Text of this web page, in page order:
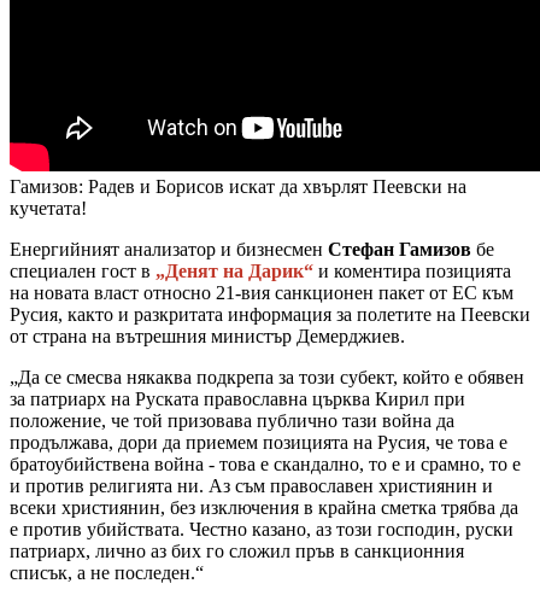
Гамизов: Радев и Борисов искат да хвърлят Пеевски на
кучетата!
Енергийният анализатор и бизнесмен Стефан Гамизов бе
специален гост в „Денят на Дарик“ и коментира позицията
на новата власт относно 21-вия санкционен пакет от ЕС към
Русия, както и разкритата информация за полетите на Пеевски
от страна на вътрешния министър Демерджиев.
„Да се смесва някаква подкрепа за този субект, който е обявен
за патриарх на Руската православна църква Кирил при
положение, че той призовава публично тази война да
продължава, дори да приемем позицията на Русия, че това е
братоубийствена война - това е скандално, то е и срамно, то е
и против религията ни. Аз съм православен християнин и
всеки християнин, без изключения в крайна сметка трябва да
е против убийствата. Честно казано, аз този господин, руски
патриарх, лично аз бих го сложил пръв в санкционния
списък, а не последен.“